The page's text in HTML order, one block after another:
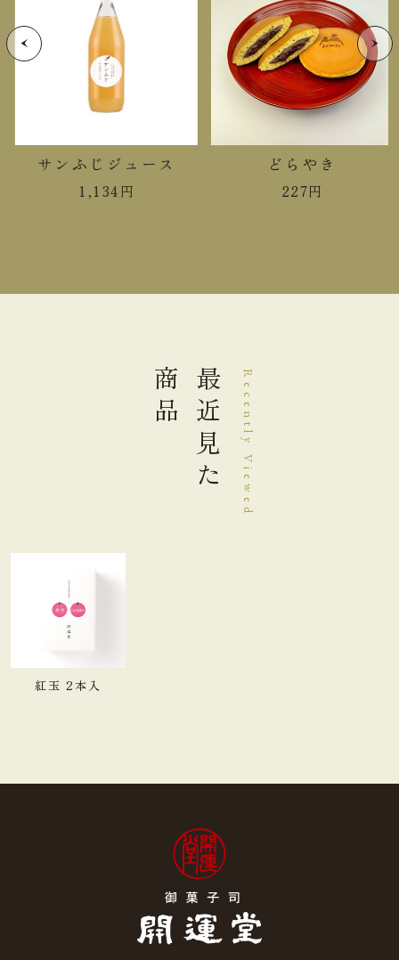
サンふじジュース
1,134円
どらやき
227円
Recently Viewed
最近見た
商品
紅玉 2本入